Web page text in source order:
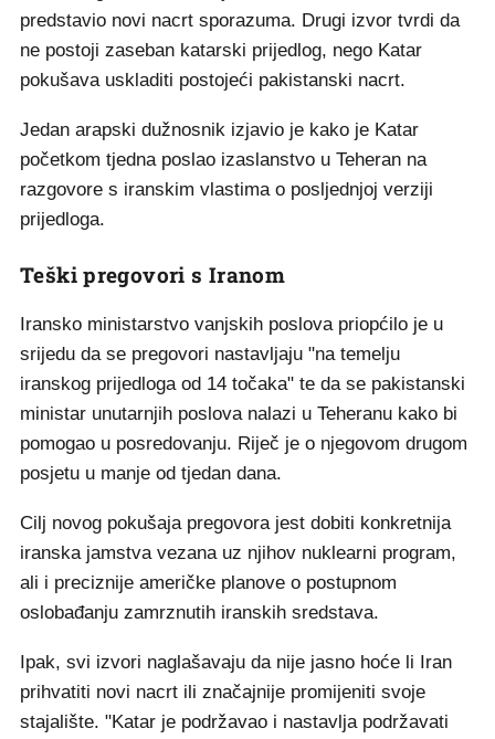
predstavio novi nacrt sporazuma. Drugi izvor tvrdi da
ne postoji zaseban katarski prijedlog, nego Katar
pokušava uskladiti postojeći pakistanski nacrt.
Jedan arapski dužnosnik izjavio je kako je Katar
početkom tjedna poslao izaslanstvo u Teheran na
razgovore s iranskim vlastima o posljednjoj verziji
prijedloga.
Teški pregovori s Iranom
Iransko ministarstvo vanjskih poslova priopćilo je u
srijedu da se pregovori nastavljaju "na temelju
iranskog prijedloga od 14 točaka" te da se pakistanski
ministar unutarnjih poslova nalazi u Teheranu kako bi
pomogao u posredovanju. Riječ je o njegovom drugom
posjetu u manje od tjedan dana.
Cilj novog pokušaja pregovora jest dobiti konkretnija
iranska jamstva vezana uz njihov nuklearni program,
ali i preciznije američke planove o postupnom
oslobađanju zamrznutih iranskih sredstava.
Ipak, svi izvori naglašavaju da nije jasno hoće li Iran
prihvatiti novi nacrt ili značajnije promijeniti svoje
stajalište. "Katar je podržavao i nastavlja podržavati